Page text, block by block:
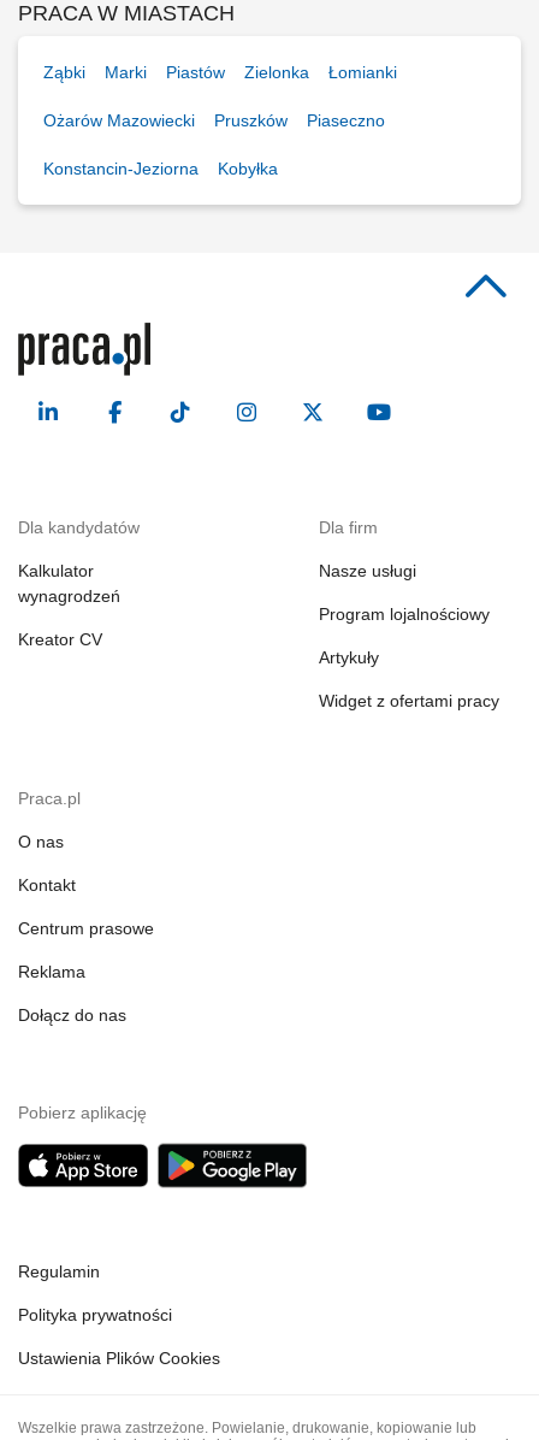
PRACA W MIASTACH
Ząbki Marki Piastów Zielonka Łomianki
Ożarów Mazowiecki Pruszków Piaseczno
Konstancin-Jeziorna Kobyłka
Dla kandydatów
Kalkulator
wynagrodzeń
Kreator CV
Dla firm
Nasze usługi
Program lojalnościowy
Artykuły
Widget z ofertami pracy
Praca.pl
O nas
Kontakt
Centrum prasowe
Reklama
Dołącz do nas
Pobierz aplikację
Regulamin
Polityka prywatności
Ustawienia Plików Cookies
Wszelkie prawa zastrzeżone. Powielanie, drukowanie, kopiowanie lub